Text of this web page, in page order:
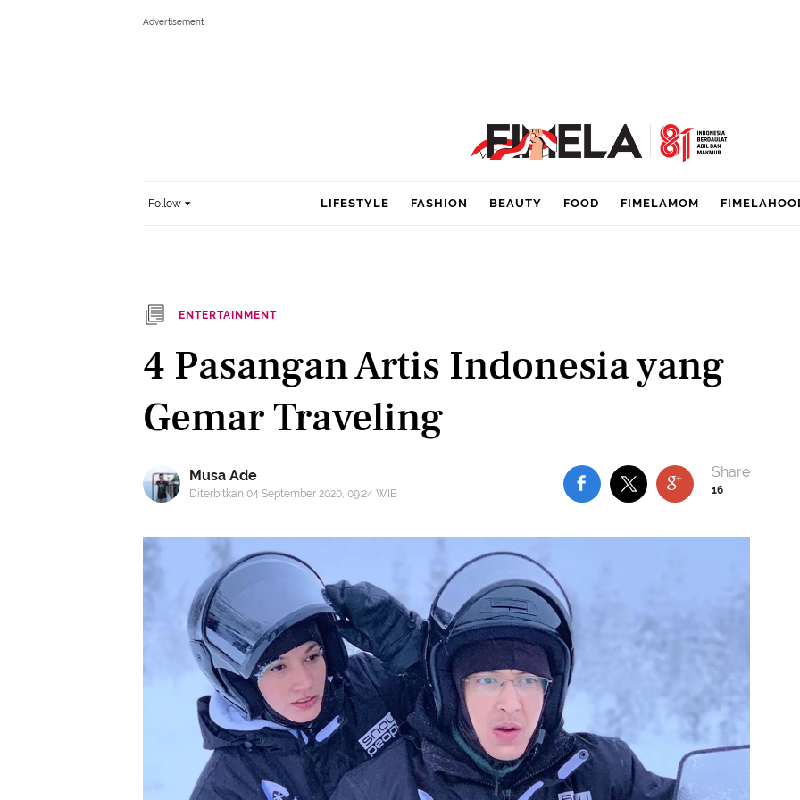
Follow LIFESTYLE FASHION BEAUTY FOOD FIMELAMOM
ENTERTAINMENT
4 Pasangan Artis Indonesia yang
Gemar Traveling
Musa Ade
Diterbitkan 04 September 2020, 09:24 WIB 16